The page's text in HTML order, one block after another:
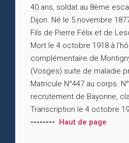
40 ans, soldat au 8ème
Dijon. Né le 5 novembre
Fils de Pierre Félix et de
Mort le 4 octobre 1918 à
complémentaire de
(Vosges) suite de maladie
Matricule N°447 au corps.
recrutement de Bayonne,
Transcription le 4 octobre
-------- Haut de page